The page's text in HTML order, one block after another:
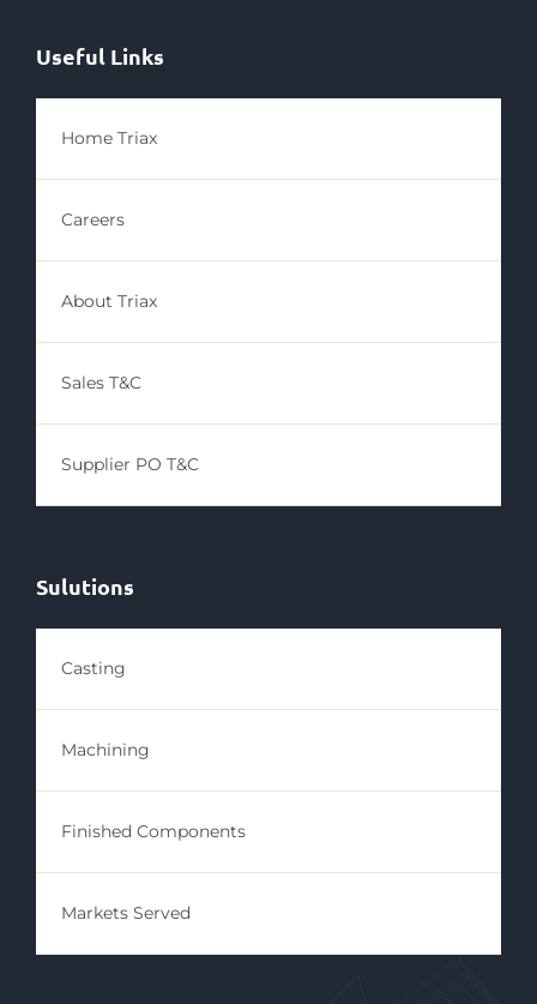
Useful Links
Home Triax
Careers
About Triax
Sales T&C
Supplier PO T&C
Sulutions
Casting
Machining
Finished Components
Markets Served